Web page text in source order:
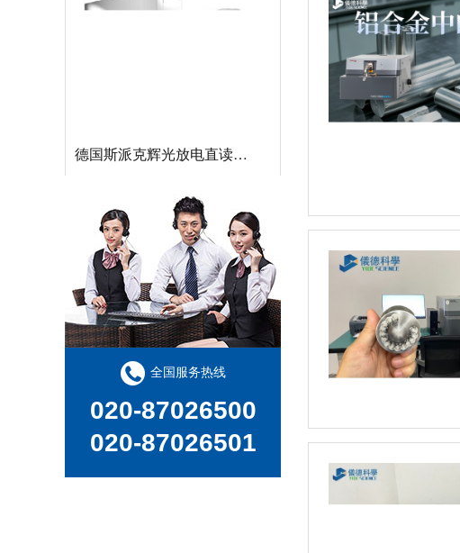
日立EA1280 台式荧光光谱仪，XRF分析仪
日立EA1000AIII 台式X射线荧光光谱仪，台式XRF荧光分析仪
全国服务热线
020-87026500
020-87026501